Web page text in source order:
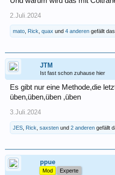
2.Juli.2024
mato Rick quax und 4 anderen gefällt das.
JTM
Ist fast schon zuhause hier
Es gibt nur eine Methode,die
üben,üben,üben ,üben
3.Juli.2024
JES Rick saxsten und 2 anderen gefällt
ppue
Mod Experte